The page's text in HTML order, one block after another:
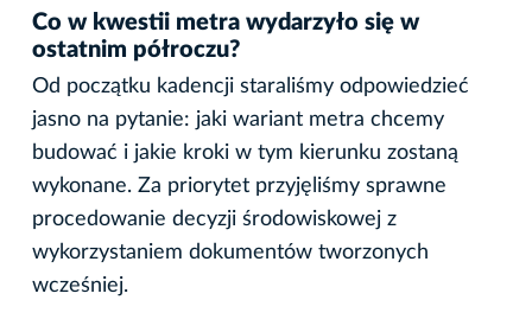
Co w kwestii metra wydarzyło się w
ostatnim półroczu?
Od początku kadencji staraliśmy odpowiedzieć
jasno na pytanie: jaki wariant metra chcemy
budować i jakie kroki w tym kierunku zostaną
wykonane. Za priorytet przyjęliśmy sprawne
procedowanie decyzji środowiskowej z
wykorzystaniem dokumentów tworzonych
wcześniej.